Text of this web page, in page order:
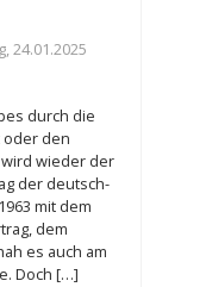
24.01.2025
durch die
oder den
wird wieder der
der deutsch-
mit dem
dem
es auch am
Doch […]